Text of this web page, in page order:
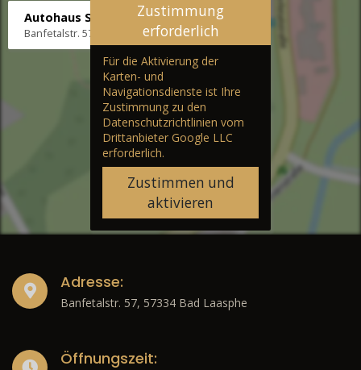
Autohaus Stenger
Banfetalstr. 57, 57334 Bad Laasphe
Zustimmung
erforderlich
Für die Aktivierung der
Karten- und
Navigationsdienste ist Ihre
Zustimmung zu den
Datenschutzrichtlinien vom
Drittanbieter Google LLC
erforderlich.
Zustimmen und
aktivieren
Adresse:
Banfetalstr. 57, 57334 Bad Laasphe
Öffnungszeit: